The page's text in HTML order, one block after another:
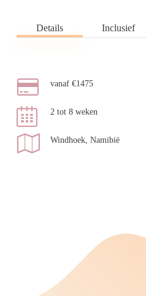
Details Inclusief
vanaf €1475
2 tot 8 weken
Windhoek, Namibië